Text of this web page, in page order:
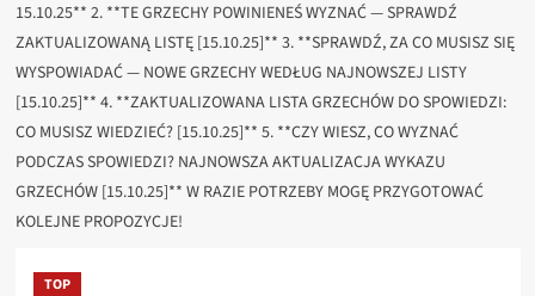
15.10.25** 2. **TE GRZECHY POWINIENEŚ WYZNAĆ — SPRAWDŹ
ZAKTUALIZOWANĄ LISTĘ [15.10.25]** 3. **SPRAWDŹ, ZA CO MUSISZ SIĘ
WYSPOWIADAĆ — NOWE GRZECHY WEDŁUG NAJNOWSZEJ LISTY
[15.10.25]** 4. **ZAKTUALIZOWANA LISTA GRZECHÓW DO SPOWIEDZI:
CO MUSISZ WIEDZIEĆ? [15.10.25]** 5. **CZY WIESZ, CO WYZNAĆ
PODCZAS SPOWIEDZI? NAJNOWSZA AKTUALIZACJA WYKAZU
GRZECHÓW [15.10.25]** W RAZIE POTRZEBY MOGĘ PRZYGOTOWAĆ
KOLEJNE PROPOZYCJE!
TOP